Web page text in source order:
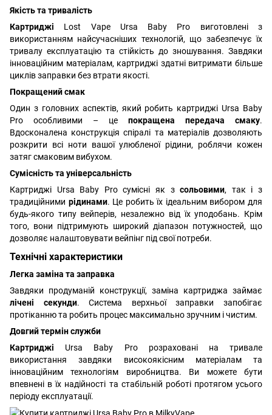
Якість та тривалість
Картриджі Lost Vape Ursa Baby Pro виготовлені з
використанням найсучасніших технологій, що забезпечує їх
тривалу експлуатацію та стійкість до зношування. Завдяки
інноваційним матеріалам, картриджі здатні витримати більше
циклів заправки без втрати якості.
Покращений смак
Один з головних аспектів, який робить картриджі Ursa Baby
Pro особливими – це покращена передача смаку.
Вдосконалена конструкція спіралі та матеріалів дозволяють
розкрити всі ноти вашої улюбленої рідини, роблячи кожен
затяг смаковим вибухом.
Сумісність та універсальність
Картриджі Ursa Baby Pro сумісні як зсольовими, так і з
традиційними рідинами. Це робить їх ідеальним вибором для
будь-якого типу вейперів, незалежно від їх уподобань. Крім
того, вони підтримують широкий діапазон потужностей, що
дозволяє налаштовувати вейпінг під свої потреби.
Технічні характеристики
Легка заміна та заправка
Завдяки продуманій конструкції, заміна картриджа займає
лічені секунди. Система верхньої заправки запобігає
протіканню та робить процес максимально зручним і чистим.
Довгий термін служби
Картриджі Ursa Baby Pro розраховані на тривале
використання завдяки високоякісним матеріалам та
інноваційним технологіям виробництва. Ви можете бути
впевнені в їх надійності та стабільній роботі протягом усього
періоду експлуатації.